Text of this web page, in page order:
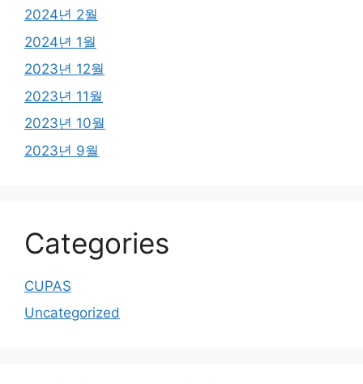
2024년 2월
2024년 1월
2023년 12월
2023년 11월
2023년 10월
2023년 9월
Categories
CUPAS
Uncategorized